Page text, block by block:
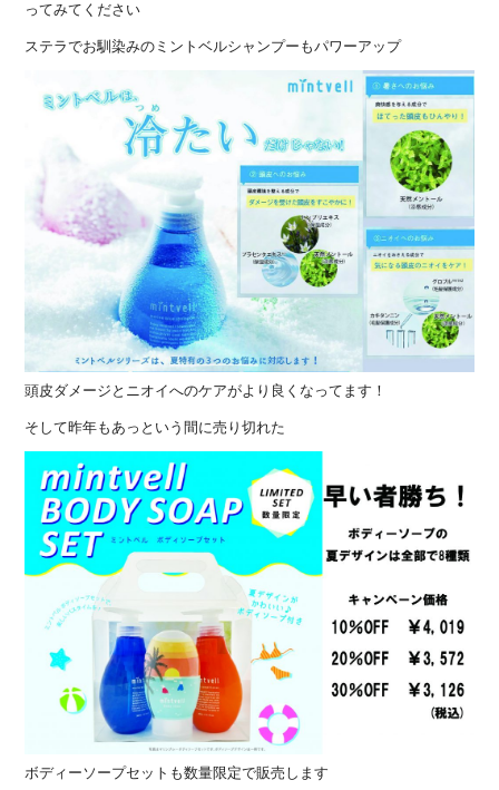
ってみてください
ステラでお馴染みのミントベルシャンプーもパワーアップ
頭皮ダメージとニオイへのケアがより良くなってます！
そして昨年もあっという間に売り切れた
ボディーソープセットも数量限定で販売します